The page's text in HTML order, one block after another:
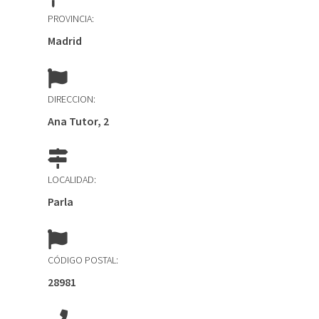
PROVINCIA:
Madrid
DIRECCION:
Ana Tutor, 2
LOCALIDAD:
Parla
CÓDIGO POSTAL:
28981